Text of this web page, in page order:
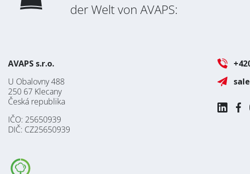
der Welt von AVAPS:
AVAPS s.r.o.
U Obalovny 488
250 67 Klecany
Česká republika
IČO: 25650939
DIČ: CZ25650939